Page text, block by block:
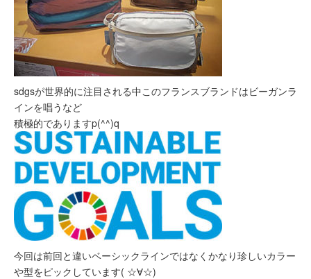
sdgsが世界的に注目される中このフランスブランドはビーガンラ
インを唱うなど
積極的でありますp(^^)q
今回は前回と違いベーシックラインではなくかなり珍しいカラー
や型をピックしています( ☆∀☆)